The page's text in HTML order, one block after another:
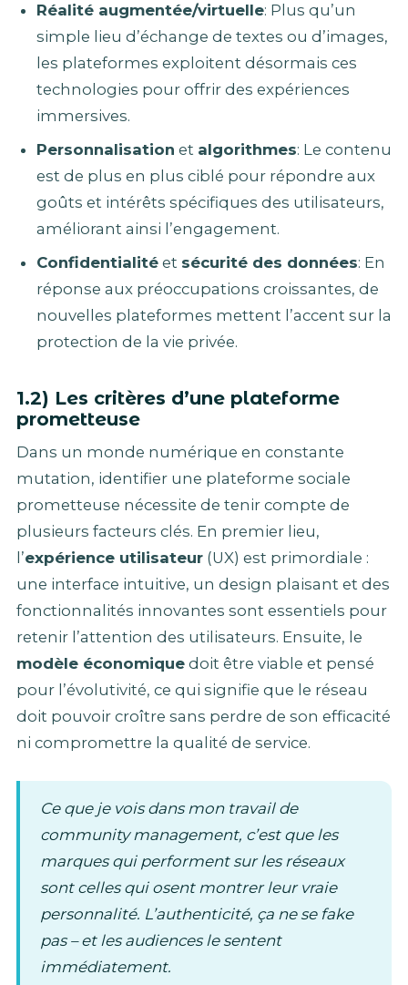
Réalité augmentée/virtuelle: Plus qu’un
simple lieu d’échange de textes ou d’images,
les plateformes exploitent désormais ces
technologies pour offrir des expériences
immersives.
Personnalisation et algorithmes: Le contenu
est de plus en plus ciblé pour répondre aux
goûts et intérêts spécifiques des utilisateurs,
améliorant ainsi l’engagement.
Confidentialitéet sécurité des données: En
réponse aux préoccupations croissantes, de
nouvelles plateformes mettent l’accent sur la
protection de la vie privée.
1.2) Les critères d’une plateforme
prometteuse
Dans un monde numérique en constante
mutation, identifier une plateforme sociale
prometteuse nécessite de tenir compte de
plusieurs facteurs clés. En premier lieu,
l’expérience utilisateur (UX) est primordiale :
une interface intuitive, un design plaisant et des
fonctionnalités innovantes sont essentiels pour
retenir l’attention des utilisateurs. Ensuite, le
modèle économique doit être viable et pensé
pour l’évolutivité, ce qui signifie que le réseau
doit pouvoir croître sans perdre de son efficacité
ni compromettre la qualité de service.
Ce que je vois dans mon travail de
community management, c’est que les
marques qui performent sur les réseaux
sont celles qui osent montrer leur vraie
personnalité. L’authenticité, ça ne se fake
pas – et les audiences le sentent
immédiatement.